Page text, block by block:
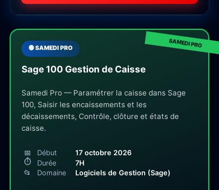
🟢 SAMEDI PRO
Sage 100 Gestion de Caisse
Samedi Pro — Paramétrer la caisse dans Sage
100, Saisir les encaissements et les
décaissements, Contrôle, clôture et états de
caisse.
📅 Début
17 octobre 2026
⏱
Durée
7H
📂
Domaine Logiciels de Gestion (Sage)